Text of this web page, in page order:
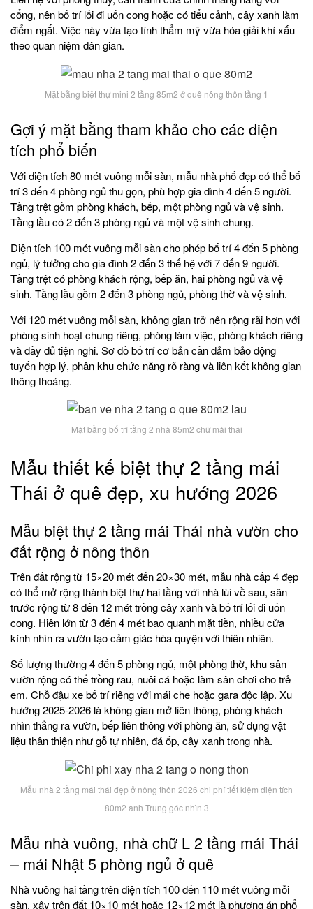
cổng, nên bố trí lối đi uốn cong hoặc có tiểu cảnh, cây xanh làm
điểm ngắt. Việc này vừa tạo tính thẩm mỹ vừa hóa giải khí xấu
theo quan niệm dân gian.
Mặt bằng biệt thự mini 2 tầng 85m2 ở quê nông thôn tầng 1
Gợi ý mặt bằng tham khảo cho các diện
tích phổ biến
Với diện tích 80 mét vuông mỗi sàn, mẫu nhà phố đẹp có thể bố
trí 3 đến 4 phòng ngủ thu gọn, phù hợp gia đình 4 đến 5 người.
Tầng trệt gồm phòng khách, bếp, một phòng ngủ và vệ sinh.
Tầng lầu có 2 đến 3 phòng ngủ và một vệ sinh chung.
Diện tích 100 mét vuông mỗi sàn cho phép bố trí 4 đến 5 phòng
ngủ, lý tưởng cho gia đình 2 đến 3 thế hệ với 7 đến 9 người.
Tầng trệt có phòng khách rộng, bếp ăn, hai phòng ngủ và vệ
sinh. Tầng lầu gồm 2 đến 3 phòng ngủ, phòng thờ và vệ sinh.
Với 120 mét vuông mỗi sàn, không gian trở nên rộng rãi hơn với
phòng sinh hoạt chung riêng, phòng làm việc, phòng khách riêng
và đầy đủ tiện nghi. Sơ đồ bố trí cơ bản cần đảm bảo động
tuyến hợp lý, phân khu chức năng rõ ràng và liên kết không gian
thông thoáng.
Mặt bằng bố trí tầng 2 nhà 85m2 chữ mái thái
Mẫu thiết kế biệt thự 2 tầng mái
Thái ở quê đẹp, xu hướng 2026
Mẫu biệt thự 2 tầng mái Thái nhà vườn cho
đất rộng ở nông thôn
Trên đất rộng từ 15×20 mét đến 20×30 mét, mẫu nhà cấp 4 đẹp
có thể mở rộng thành biệt thự hai tầng với nhà lùi về sau, sân
trước rộng từ 8 đến 12 mét trồng cây xanh và bố trí lối đi uốn
cong. Hiên lớn từ 3 đến 4 mét bao quanh mặt tiền, nhiều cửa
kính nhìn ra vườn tạo cảm giác hòa quyện với thiên nhiên.
Số lượng thường 4 đến 5 phòng ngủ, một phòng thờ, khu sân
vườn rộng có thể trồng rau, nuôi cá hoặc làm sân chơi cho trẻ
em. Chỗ đậu xe bố trí riêng với mái che hoặc gara độc lập. Xu
hướng 2025-2026 là không gian mở liên thông, phòng khách
nhìn thẳng ra vườn, bếp liên thông với phòng ăn, sử dụng vật
liệu thân thiện như gỗ tự nhiên, đá ốp, cây xanh trong nhà.
Mẫu nhà 2 tầng mái thái đẹp ở nông thôn 2026 chi phí tiết kiệm diện tích
80m2 anh Trung góc nhìn 3
Mẫu nhà vuông, nhà chữ L 2 tầng mái Thái
– mái Nhật 5 phòng ngủ ở quê
Nhà vuông hai tầng trên diện tích 100 đến 110 mét vuông mỗi
sàn, xây trên đất 10×10 mét hoặc 12×12 mét là phương án phổ